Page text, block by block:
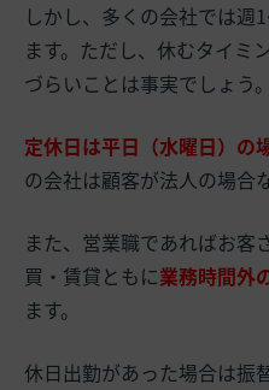
しかし、多くの会社では週
ます。ただし、休むタイミ
づらいことは事実でしょう。
定休日は平日（水曜日）の
の会社は顧客が法人の場合
また、営業職であればお客
買・賃貸ともに業務時間外
ます。
休日出勤があった場合は振